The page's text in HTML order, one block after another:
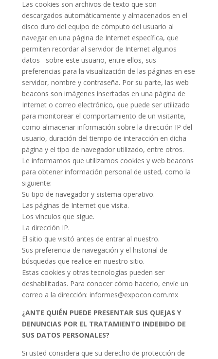
Las cookies son archivos de texto que son
descargados automáticamente y almacenados en el
disco duro del equipo de cómputo del usuario al
navegar en una página de Internet específica, que
permiten recordar al servidor de Internet algunos
datos sobre este usuario, entre ellos, sus
preferencias para la visualización de las páginas en ese
servidor, nombre y contraseña. Por su parte, las web
beacons son imágenes insertadas en una página de
Internet o correo electrónico, que puede ser utilizado
para monitorear el comportamiento de un visitante,
como almacenar información sobre la dirección IP del
usuario, duración del tiempo de interacción en dicha
página y el tipo de navegador utilizado, entre otros.
Le informamos que utilizamos cookies y web beacons
para obtener información personal de usted, como la
siguiente:
Su tipo de navegador y sistema operativo.
Las páginas de Internet que visita.
Los vínculos que sigue.
La dirección IP.
El sitio que visitó antes de entrar al nuestro.
Sus preferencia de navegación y el historial de
búsquedas que realice en nuestro sitio.
Estas cookies y otras tecnologías pueden ser
deshabilitadas. Para conocer cómo hacerlo, envíe un
correo a la dirección: informes@expocon.com.mx
¿ANTE QUIÉN PUEDE PRESENTAR SUS QUEJAS Y
DENUNCIAS POR EL TRATAMIENTO INDEBIDO DE
SUS DATOS PERSONALES?
Si usted considera que su derecho de protección de